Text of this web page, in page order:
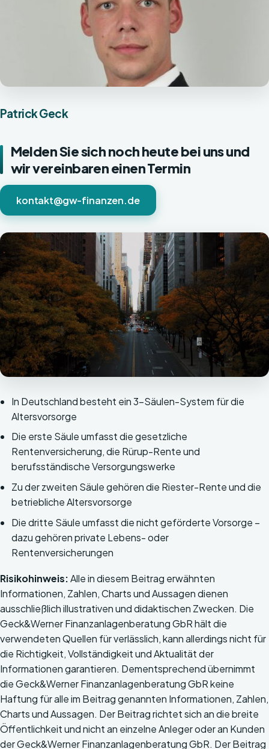
Patrick Geck
Melden Sie sich noch heute bei uns und
wir vereinbaren einen Termin
kontakt@gw-finanzen.de
In Deutschland besteht ein 3-Säulen-System für die
Altersvorsorge
Die erste Säule umfasst die gesetzliche
Rentenversicherung, die Rürup-Rente und
berufsständische Versorgungswerke
Zu der zweiten Säule gehören die Riester-Rente und die
betriebliche Altersvorsorge
Die dritte Säule umfasst die nicht geförderte Vorsorge –
dazu gehören private Lebens- oder
Rentenversicherungen
Risikohinweis:Alle in diesem Beitrag erwähnten
Informationen, Zahlen, Charts und Aussagen dienen
ausschließlich illustrativen und didaktischen Zwecken. Die
Geck&Werner Finanzanlagenberatung GbR hält die
verwendeten Quellen für verlässlich, kann allerdings nicht für
die Richtigkeit, Vollständigkeit und Aktualität der
Informationen garantieren. Dementsprechend übernimmt
die Geck&Werner Finanzanlagenberatung GbR keine
Haftung für alle im Beitrag genannten Informationen, Zahlen,
Charts und Aussagen. Der Beitrag richtet sich an die breite
Öffentlichkeit und nicht an einzelne Anleger oder an Kunden
der Geck&Werner Finanzanlagenberatung GbR. Der Beitrag